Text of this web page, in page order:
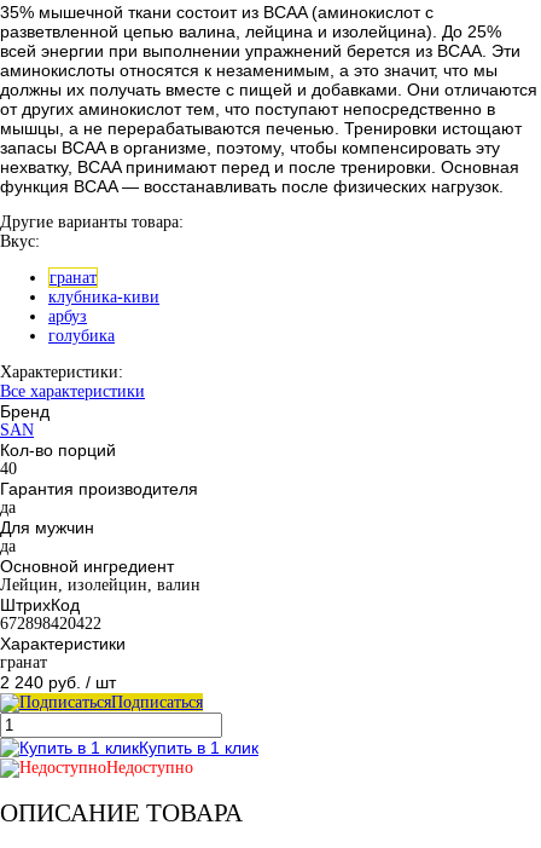
35% мышечной ткани состоит из BCAA (аминокислот с
разветвленной цепью валина, лейцина и изолейцина). До 25%
всей энергии при выполнении упражнений берется из BCAA. Эти
аминокислоты относятся к незаменимым, а это значит, что мы
должны их получать вместе с пищей и добавками. Они отличаются
от других аминокислот тем, что поступают непосредственно в
мышцы, а не перерабатываются печенью. Тренировки истощают
запасы BCAA в организме, поэтому, чтобы компенсировать эту
нехватку, BCAA принимают перед и после тренировки. Основная
функция BCAA — восстанавливать после физических нагрузок.
Другие варианты товара:
Вкус:
гранат
клубника-киви
арбуз
голубика
Характеристики:
Все характеристики
Бренд
SAN
Кол-во порций
40
Гарантия производителя
да
Для мужчин
да
Основной ингредиент
Лейцин, изолейцин, валин
ШтрихКод
672898420422
Характеристики
гранат
2 240 руб. / шт
Подписаться
Купить в 1 клик
Недоступно
ОПИСАНИЕ ТОВАРА